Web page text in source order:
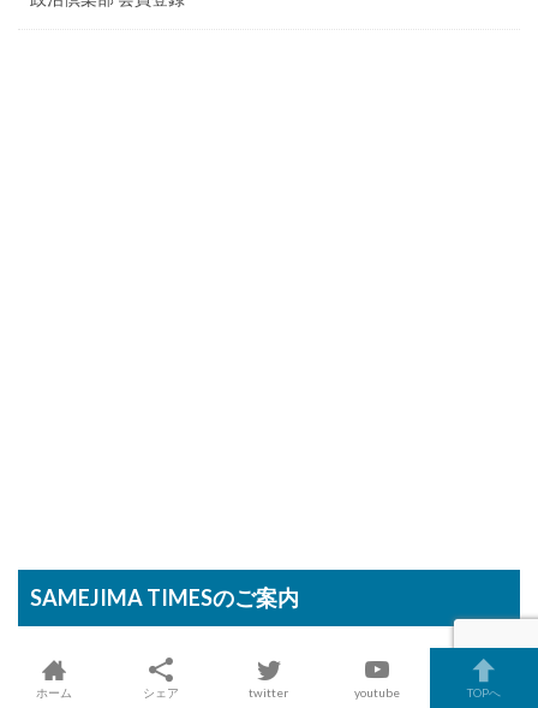
SAMEJIMA TIMESのご案内
メディア出演
ホーム シェア twitter youtube TOPへ